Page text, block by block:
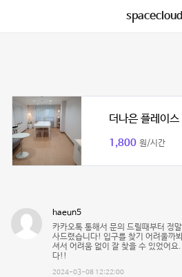
spacecloud
더나은 플레이스
1,800 원/시간
haeun5
카카오톡 통해서 문의 드릴때부터 정
사드렸습니다! 입구를 찾기 어려울까
셔서 어려움 없이 잘 찾을 수 있었어요
다!!
2024-03-08 12:22:00